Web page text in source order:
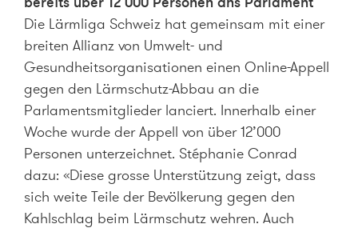
Die Lärmliga Schweiz hat gemeinsam mit einer
breiten Allianz von Umwelt- und
Gesundheitsorganisationen einen Online-Appell
gegen den Lärmschutz-Abbau an die
Parlamentsmitglieder lanciert. Innerhalb einer
Woche wurde der Appell von über 12’000
Personen unterzeichnet. Stéphanie Conrad
dazu: «Diese grosse Unterstützung zeigt, dass
sich weite Teile der Bevölkerung gegen den
Kahlschlag beim Lärmschutz wehren. Auch